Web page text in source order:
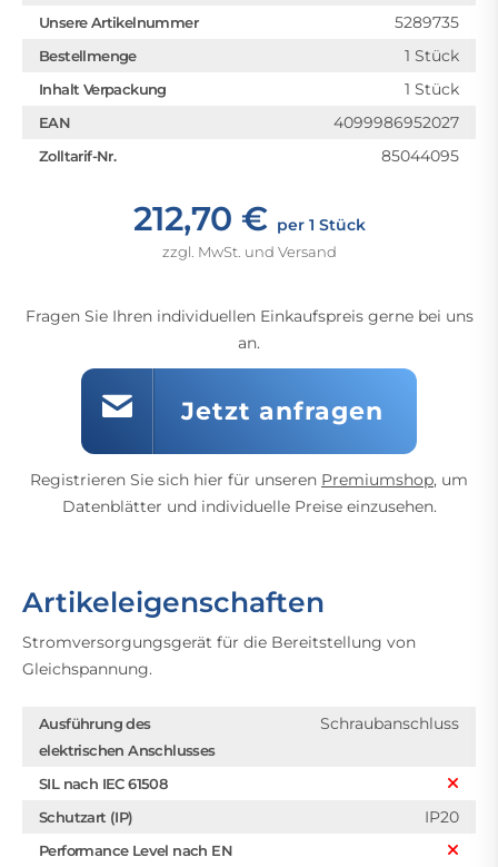
Unsere Artikelnummer 5289735
Bestellmenge 1 Stück
Inhalt Verpackung 1 Stück
EAN 4099986952027
Zolltarif-Nr. 85044095
212,70 € per 1 Stück
zzgl. MwSt. und Versand
Fragen Sie Ihren individuellen Einkaufspreis gerne bei uns
an.
Jetzt anfragen
Registrieren Sie sich hier für unseren Premiumshop, um
Datenblätter und individuelle Preise einzusehen.
Artikeleigenschaften
Stromversorgungsgerät für die Bereitstellung von
Gleichspannung.
Ausführung des
elektrischen Anschlusses
Schraubanschluss
SIL nach IEC 61508
Schutzart (IP)
IP20
Performance Level nach EN